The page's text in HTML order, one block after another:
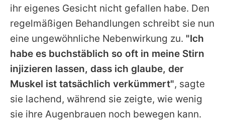
ihr eigenes Gesicht nicht gefallen habe. Den
regelmäßigen Behandlungen schreibt sie nun
eine ungewöhnliche Nebenwirkung zu. "Ich
habe es buchstäblich so oft in meine Stirn
injizieren lassen, dass ich glaube, der
Muskel ist tatsächlich verkümmert", sagte
sie lachend, während sie zeigte, wie wenig
sie ihre Augenbrauen noch bewegen kann.